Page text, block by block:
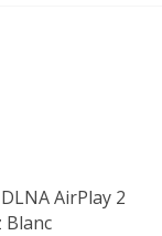
AirPlay 2
Blanc